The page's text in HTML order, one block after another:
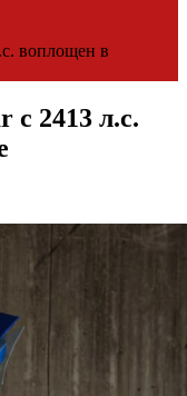
воплощен в
c 2413 л.с.